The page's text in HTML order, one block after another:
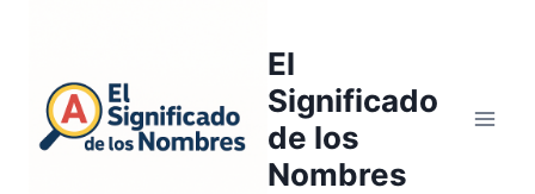
contenido
El
Significado
de los
Nombres